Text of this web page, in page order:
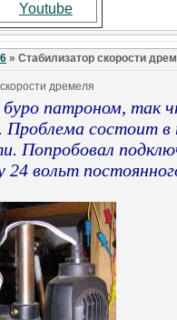
Youtube
» Стабилизатор скорости
дремеля
буро патроном, так
Проблема состоит в
Попробовал
24 вольт